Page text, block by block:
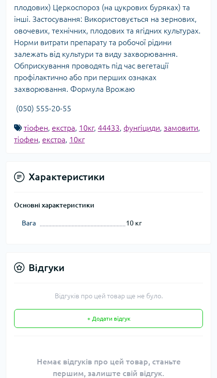
плодових) Церкоспороз (на цукрових буряках) та
інші. Застосування: Використовується на зернових,
овочевих, технічних, плодових та ягідних культурах.
Норми витрати препарату та робочої рідини
залежать від культури та виду захворювання.
Обприскування проводять під час вегетації
профілактично або при перших ознаках
захворювання. Формула Врожаю
(050) 555-20-55
тіофен, екстра, 10кг, 44433, фунгіциди, замовити,
тіофен, екстра, 10кг
Характеристики
Основні характеристики
Вага 10 кг
Відгуки
Відгуків про цей товар ще не було.
+ Додати відгук
Немає відгуків про цей товар, станьте
першим, залиште свій відгук.